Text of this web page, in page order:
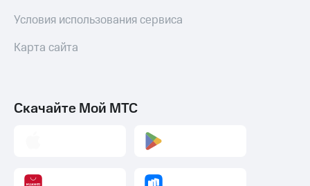
Условия использования сервиса
Карта сайта
Скачайте Мой МТС